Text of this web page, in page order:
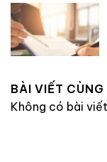
BÀI VIẾT
Không có bài